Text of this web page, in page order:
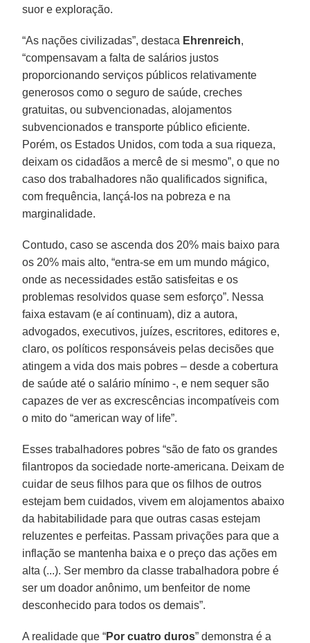
suor e exploração.
“As nações civilizadas”, destaca Ehrenreich,
“compensavam a falta de salários justos
proporcionando serviços públicos relativamente
generosos como o seguro de saúde, creches
gratuitas, ou subvencionadas, alojamentos
subvencionados e transporte público eficiente.
Porém, os Estados Unidos, com toda a sua riqueza,
deixam os cidadãos a mercê de si mesmo”, o que no
caso dos trabalhadores não qualificados significa,
com frequência, lançá-los na pobreza e na
marginalidade.
Contudo, caso se ascenda dos 20% mais baixo para
os 20% mais alto, “entra-se em um mundo mágico,
onde as necessidades estão satisfeitas e os
problemas resolvidos quase sem esforço”. Nessa
faixa estavam (e aí continuam), diz a autora,
advogados, executivos, juízes, escritores, editores e,
claro, os políticos responsáveis pelas decisões que
atingem a vida dos mais pobres – desde a cobertura
de saúde até o salário mínimo -, e nem sequer são
capazes de ver as excrescências incompatíveis com
o mito do “american way of life”.
Esses trabalhadores pobres “são de fato os grandes
filantropos da sociedade norte-americana. Deixam de
cuidar de seus filhos para que os filhos de outros
estejam bem cuidados, vivem em alojamentos abaixo
da habitabilidade para que outras casas estejam
reluzentes e perfeitas. Passam privações para que a
inflação se mantenha baixa e o preço das ações em
alta (...). Ser membro da classe trabalhadora pobre é
ser um doador anônimo, um benfeitor de nome
desconhecido para todos os demais”.
A realidade que “Por cuatro duros” demonstra é a